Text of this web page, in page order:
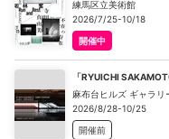
練馬区立美術館
2026/7/25-10/18
開催中
「RYUICHI
麻布台ヒルズ ギャラリ
2026/8/28-10/25
開催前